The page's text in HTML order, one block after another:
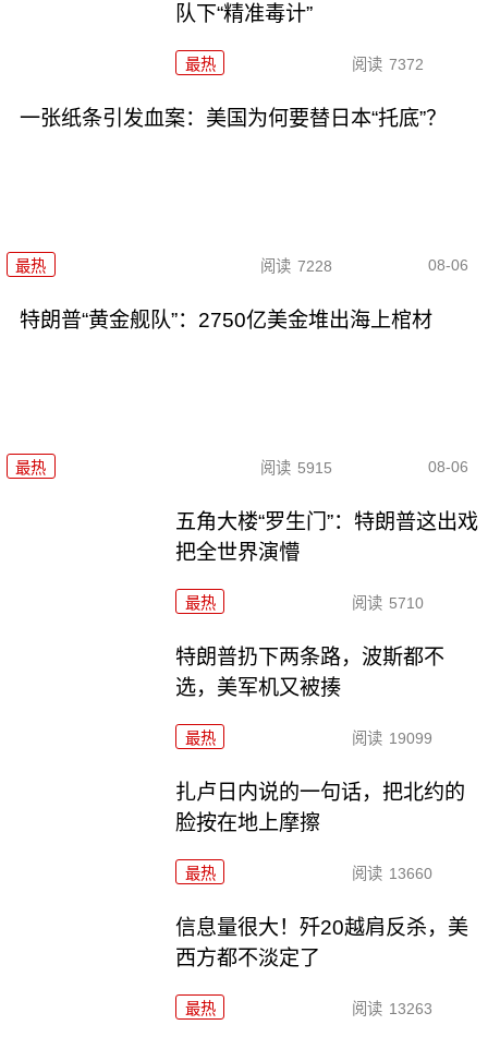
队下“精准毒计”
最热 阅读 7372
一张纸条引发血案：美国为何要替日本“托底”？
最热 阅读 7228 08-06
特朗普“黄金舰队”：2750亿美金堆出海上棺材
最热 阅读 5915 08-06
五角大楼“罗生门”：特朗普这出戏
把全世界演懵
最热 阅读 5710
特朗普扔下两条路，波斯都不
选，美军机又被揍
最热 阅读 19099
扎卢日内说的一句话，把北约的
脸按在地上摩擦
最热 阅读 13660
信息量很大！歼20越肩反杀，美
西方都不淡定了
最热 阅读 13263